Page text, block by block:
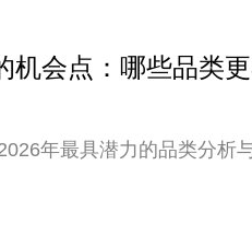
机会点：哪些品类
年最具潜力的品类分析